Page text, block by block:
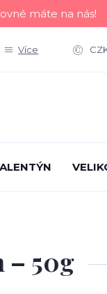
máte na nás!
Více
– 50g